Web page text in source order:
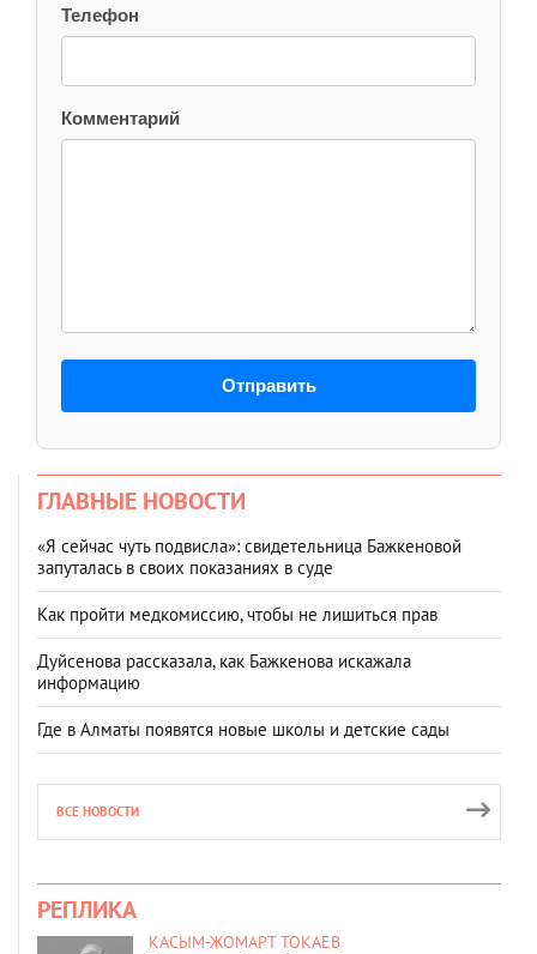
Телефон
Комментарий
Отправить
ГЛАВНЫЕ НОВОСТИ
«Я сейчас чуть подвисла»: свидетельница Бажкеновой
запуталась в своих показаниях в суде
Как пройти медкомиссию, чтобы не лишиться прав
Дуйсенова рассказала, как Бажкенова искажала
информацию
Где в Алматы появятся новые школы и детские сады
ВСЕ НОВОСТИ
РЕПЛИКА
КАСЫМ-ЖОМАРТ ТОКАЕВ